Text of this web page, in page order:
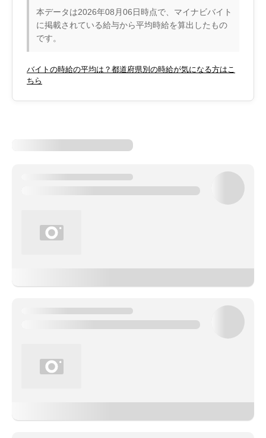
本データは2026年08月06日時点で、マイナビバイト
に掲載されている給与から平均時給を算出したもの
です。
バイトの時給の平均は？都道府県別の時給が気になる方はこ
ちら